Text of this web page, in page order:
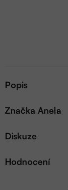
Popis
Značka Anela
Diskuze
Hodnocení